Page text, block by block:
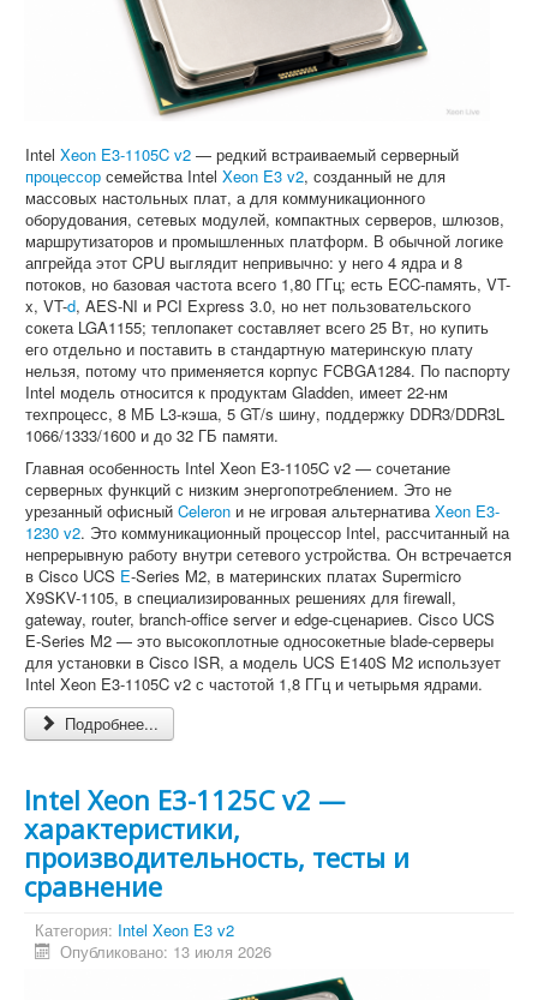
Intel Xeon E3-1105C v2 — редкий встраиваемый серверный
процессор семейства Intel Xeon E3 v2, созданный не для
массовых настольных плат, а для коммуникационного
оборудования, сетевых модулей, компактных серверов, шлюзов,
маршрутизаторов и промышленных платформ. В обычной логике
апгрейда этот CPU выглядит непривычно: у него 4 ядра и 8
потоков, но базовая частота всего 1,80 ГГц; есть ECC-память, VT-
x, VT-d, AES-NI и PCI Express 3.0, но нет пользовательского
сокета LGA1155; теплопакет составляет всего 25 Вт, но купить
его отдельно и поставить в стандартную материнскую плату
нельзя, потому что применяется корпус FCBGA1284. По паспорту
Intel модель относится к продуктам Gladden, имеет 22-нм
техпроцесс, 8 МБ L3-кэша, 5 GT/s шину, поддержку DDR3/DDR3L
1066/1333/1600 и до 32 ГБ памяти.
Главная особенность Intel Xeon E3-1105C v2 — сочетание
серверных функций с низким энергопотреблением. Это не
урезанный офисный Celeron и не игровая альтернативаXeon E3-
1230 v2. Это коммуникационный процессор Intel, рассчитанный на
непрерывную работу внутри сетевого устройства. Он встречается
в Cisco UCS E-Series M2, в материнских платах Supermicro
X9SKV-1105, в специализированных решениях для firewall,
gateway, router, branch-office server и edge-сценариев. Cisco UCS
E-Series M2 — это высокоплотные односокетные blade-серверы
для установки в Cisco ISR, а модель UCS E140S M2 использует
Intel Xeon E3-1105C v2 с частотой 1,8 ГГц и четырьмя ядрами.
Подробнее...
Intel Xeon E3-1125C v2 —
характеристики,
производительность, тесты и
сравнение
Категория: Intel Xeon E3 v2
Опубликовано: 13 июля 2026